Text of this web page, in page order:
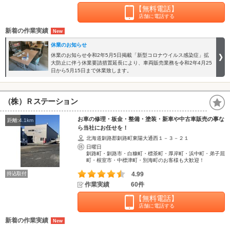
【無料電話】
店舗に電話する
新着の作業実績
休業のお知らせ
休業のお知らせ令和2年5月5日掲載「新型コロナウイルス感染症」拡
大防止に伴う休業要請措置延長により、車両販売業務を令和2年4月25
日から5月15日まで休業致します。
（株）Ｒステーション
距離:4.1km
お車の修理・板金・整備・塗装・新車や中古車販売の事な
ら当社にお任せを！
北海道釧路郡釧路町東陽大通西１－３－２１
日曜日
釧路町・釧路市・白糠町・標茶町・厚岸町・浜中町・弟子屈
町・根室市・中標津町・別海町のお客様も大歓迎！
持込取付
4.99
作業実績
60件
【無料電話】
店舗に電話する
新着の作業実績